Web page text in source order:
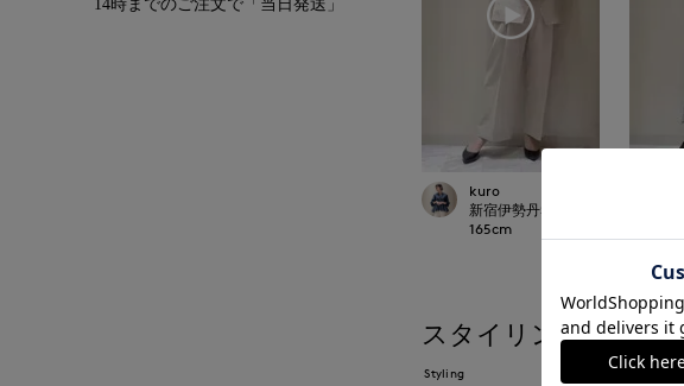
kuro
新宿伊勢丹SUPERIOR CLOSET
165cm
スタイリング
Styling
14時までのご注文で「当日発送」